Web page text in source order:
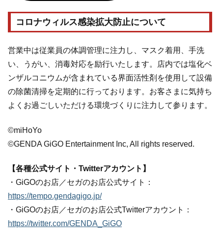
コロナウィルス感染拡大防止について
営業中は従業員の体調管理に注力し、マスク着用、手洗
い、うがい、消毒対応を励行いたします。店内では塩化ベ
ンザルコニウムが含まれている界面活性剤を使用して設備
の除菌清掃を定期的に行っております。お客さまに気持ち
よくお過ごしいただける環境づくりに注力して参ります。
©miHoYo
©GENDA GiGO Entertainment Inc, All rights reserved.
【各種公式サイト・Twitterアカウント】
・GiGOのお店／セガのお店公式サイト：
https://tempo.gendagigo.jp/
・GiGOのお店／セガのお店公式Twitterアカウント：
https://twitter.com/GENDA_GiGO